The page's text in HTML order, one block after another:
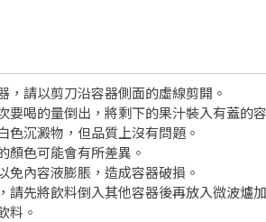
，請以剪刀沿容器側面的虛線剪開。
要喝的量倒出，將剩下的果汁裝入有蓋的
色沉澱物，但品質上沒有問題。
顏色可能會有所差異。
免內容液膨脹，造成容器破損。
請先將飲料倒入其他容器後再放入微波爐
料。